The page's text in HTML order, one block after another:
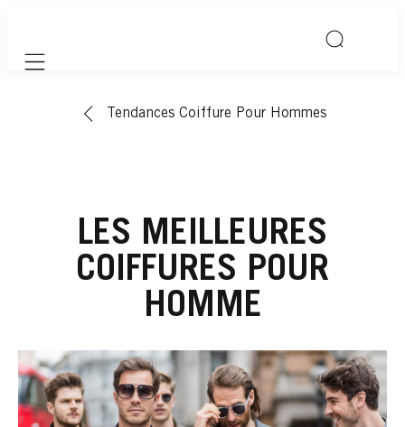
Mobile navigation
Tendances Coiffure Pour Hommes
LES MEILLEURES
COIFFURES POUR
HOMME